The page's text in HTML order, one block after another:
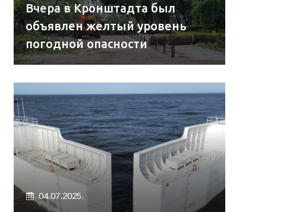
Вчера в Кронштадта был
объявлен желтый уровень
погодной опасности
04.07.2025.